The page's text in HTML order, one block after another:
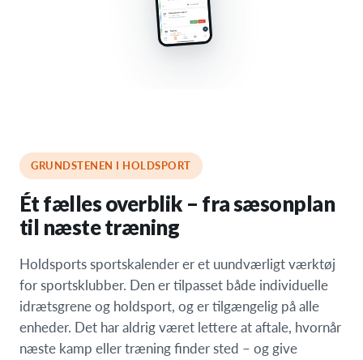
GRUNDSTENEN I HOLDSPORT
Ét fælles overblik – fra sæsonplan
til næste træning
Holdsports sportskalender er et uundværligt værktøj
for sportsklubber. Den er tilpasset både individuelle
idrætsgrene og holdsport, og er tilgængelig på alle
enheder. Det har aldrig været lettere at aftale, hvornår
næste kamp eller træning finder sted – og give